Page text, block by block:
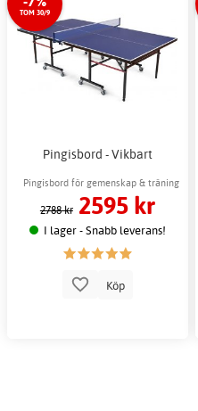
TOM 30/9
Pingisbord - Vikbart
Pingisbord för gemenskap & träning
2788 kr 2595 kr
I lager - Snabb leverans!
Köp